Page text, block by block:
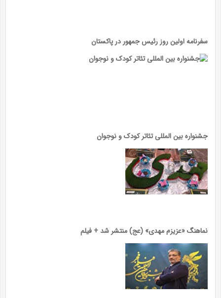
سفرنامه اولین روز رئیس جمهور در پاکستان
جشنواره بین المللی تئاتر کودک و نوجوان
نماهنگ «عزیزم مهدی» (عج) منتشر شد + فیلم